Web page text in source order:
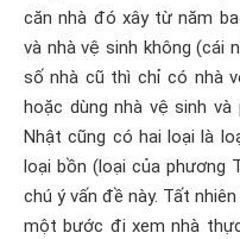
căn nhà đó xây từ năm
và nhà vệ sinh không (cái
số nhà cũ thì chỉ có nhà
hoặc dùng nhà vệ sinh
Nhật cũng có hai loại là
loại bồn (loại của phương
chú ý vấn đề này. Tất
một bước đi xem nhà